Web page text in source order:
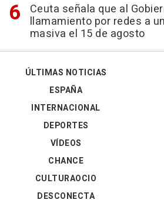
Ceuta señala que al
llamamiento por redes a
masiva el 15 de agosto
ÚLTIMAS NOTICIAS
ESPAÑA
INTERNACIONAL
DEPORTES
VÍDEOS
CHANCE
CULTURAOCIO
DESCONECTA